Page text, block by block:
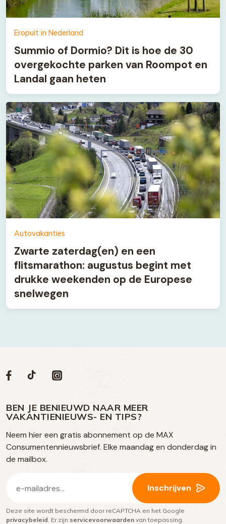
Eropuit in Nederland
Summio of Dormio? Dit is hoe de 30
overgekochte parken van Roompot en
Landal gaan heten
Autovakanties
Zwarte zaterdag(en) en een
flitsmarathon: augustus begint met
drukke weekenden op de Europese
snelwegen
Volg
op
social
media
Social
Volg
op
Facebook
Volg
op
TikTok
Volg
op
Instagram
BEN JE BENIEUWD NAAR MEER
VAKANTIENIEUWS- EN TIPS?
Neem hier een gratis abonnement op de MAX
Consumentennieuwsbrief. Elke maandag en donderdag in
de mailbox.
mailadres
(Vereist)
Inschrijven
Deze site wordt beschermd door reCAPTCHA en het Google
privacybeleid . Er zijn servicevoorwaarden van toepassing.